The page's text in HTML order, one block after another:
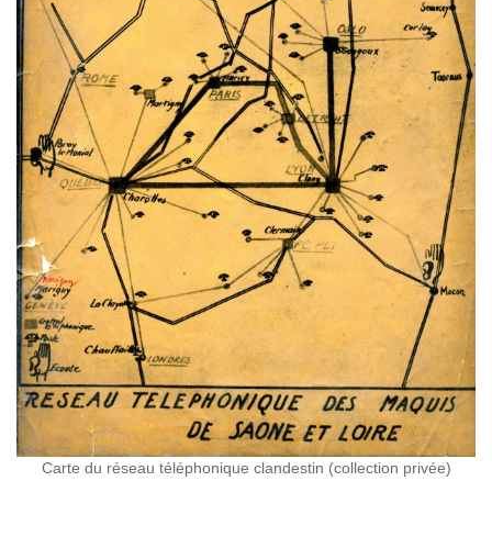
Carte du réseau téléphonique clandestin (collection privée)